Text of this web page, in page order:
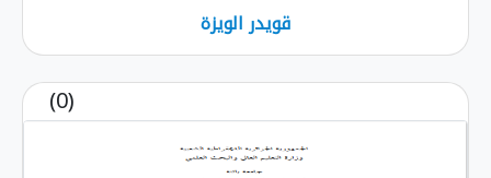
قويدر الويزة
(0)